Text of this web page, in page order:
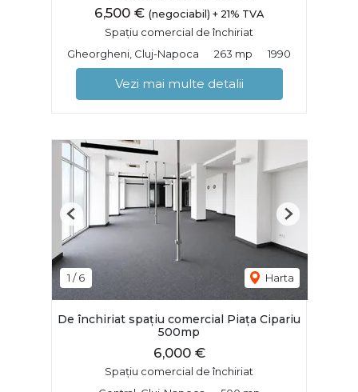
6,500 € (negociabil) + 21% TVA
Spațiu comercial de închiriat
Gheorgheni, Cluj-Napoca
263 mp 1990
Vezi mai multe detalii
1 /6 Harta
Previous Next
De închiriat spațiu comercial Piața Cipariu
500mp
6,000 €
Spațiu comercial de închiriat